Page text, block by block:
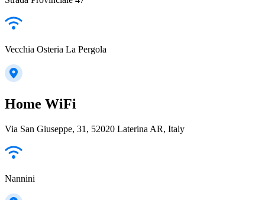
Vecchia Osteria La Pergola
Home WiFi
Via San Giuseppe, 31, 52020 Laterina AR, Italy
Nannini